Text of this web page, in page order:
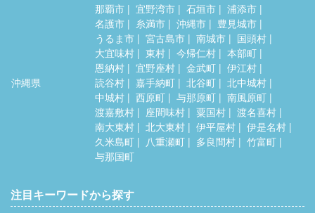
沖縄県
那覇市 宜野湾市 石垣市
浦添市
名護市
糸満市 沖縄市
豊見城市
うるま市
宮古島市 南城市
国頭村
大宜味村
東村 今帰仁村
本部町
恩納村
宜野座村 金武町
伊江村
読谷村
嘉手納町 北谷町
北中城村
中城村
西原町 与那原町
南風原町
渡嘉敷村
座間味村 粟国村
渡名喜村
南大東村
北大東村 伊平屋村
伊是名村
久米島町
八重瀬町 多良間村
竹富町
与那国町
注目キーワードから探す